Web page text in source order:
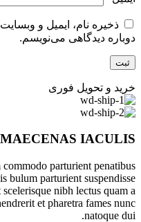
ذخیره نام، ایمیل و
دوباره دیدگاهی می‌نویسم.
خرید و تحویل فوری
MAECENAS IACULIS
parturient penatibus
bulum parturient suspendisse
nibh lectus quam a
et pharetra fames nunc
natoque dui.